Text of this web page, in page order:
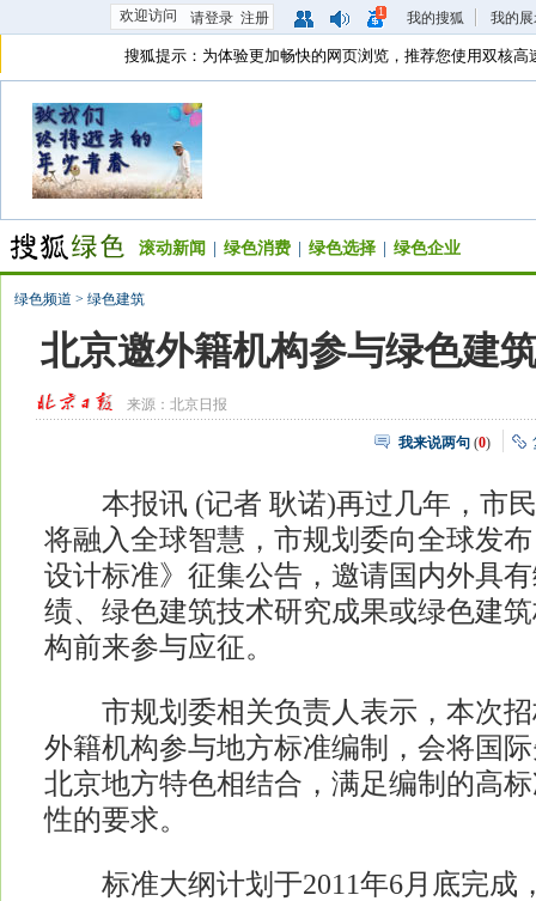
欢迎访问 请登录 注册 1 我的搜狐 我的
搜狐提示：为体验更加畅快的网页浏览，推荐您使用双核高
滚动新闻 绿色消费 绿色选择 绿色企业
绿色频道 > 绿色建筑
北京邀外籍机构参与绿色建
来源：北京日报
我来说两句 (0)
本报讯 (记者 耿诺)再过几年，市民
将融入全球智慧，市规划委向全球发
设计标准》征集公告，邀请国内外具
绩、绿色建筑技术研究成果或绿色建
构前来参与应征。
市规划委相关负责人表示，本次招
外籍机构参与地方标准编制，会将国
北京地方特色相结合，满足编制的高
性的要求。
标准大纲计划于2011年6月底完成